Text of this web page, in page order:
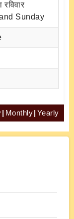
Sunday
| Monthly| Yearly